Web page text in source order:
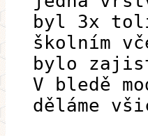
byl 3x
školním
bylo
V bledě
děláme